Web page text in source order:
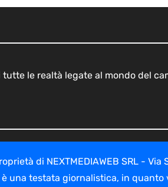
le realtà legate al mondo del
di NEXTMEDIAWEB SRL -
una testata giornalistica, in